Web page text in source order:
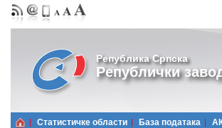
Република Српска
Републички
Статистичке области Базa података